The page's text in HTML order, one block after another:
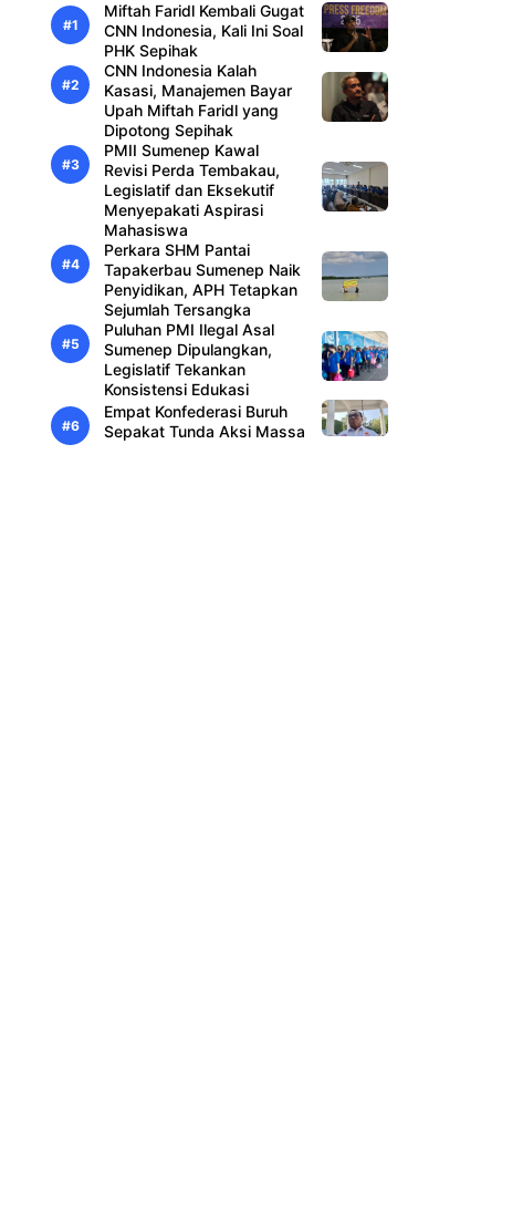
Miftah Faridl Kembali Gugat
CNN Indonesia, Kali Ini Soal
PHK Sepihak
CNN Indonesia Kalah
Kasasi, Manajemen Bayar
Upah Miftah Faridl yang
Dipotong Sepihak
PMII Sumenep Kawal
Revisi Perda Tembakau,
Legislatif dan Eksekutif
Menyepakati Aspirasi
Mahasiswa
Perkara SHM Pantai
Tapakerbau Sumenep Naik
Penyidikan, APH Tetapkan
Sejumlah Tersangka
Puluhan PMI Ilegal Asal
Sumenep Dipulangkan,
Legislatif Tekankan
Konsistensi Edukasi
Empat Konfederasi Buruh
Sepakat Tunda Aksi Massa